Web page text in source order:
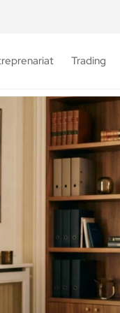
Trading